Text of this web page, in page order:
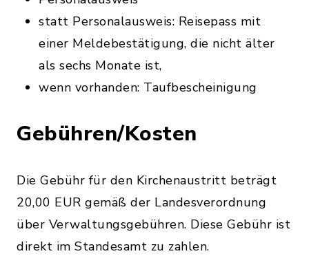
statt Personalausweis: Reisepass mit
einer Meldebestätigung, die nicht älter
als sechs Monate ist,
wenn vorhanden: Taufbescheinigung
Gebühren/Kosten
Die Gebühr für den Kirchenaustritt beträgt
20,00 EUR gemäß der Landesverordnung
über Verwaltungsgebühren. Diese Gebühr ist
direkt im Standesamt zu zahlen.